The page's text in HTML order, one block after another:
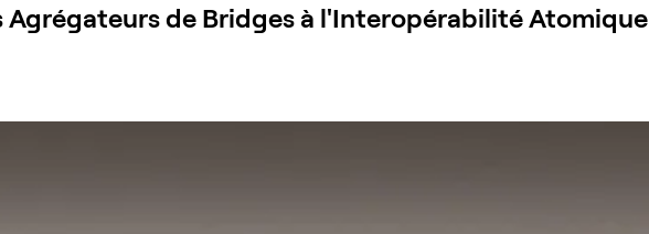
Agrégateurs de Bridges à l'Interopérabilité Atomique